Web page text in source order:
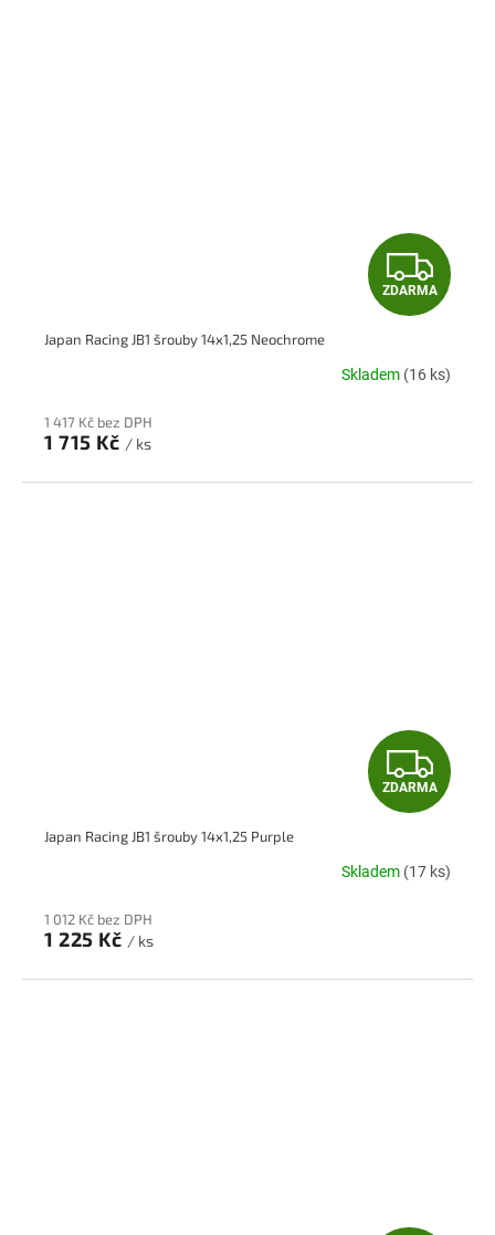
Z
D
A
A
ZDARMA
Japan Racing JB1 šrouby 14x1,25 Neochrome
Skladem (16 ks)
1 417 Kč bez DPH
1 715 Kč / ks
Z
D
A
A
ZDARMA
Japan Racing JB1 šrouby 14x1,25 Purple
Skladem (17 ks)
1 012 Kč bez DPH
1 225 Kč / ks